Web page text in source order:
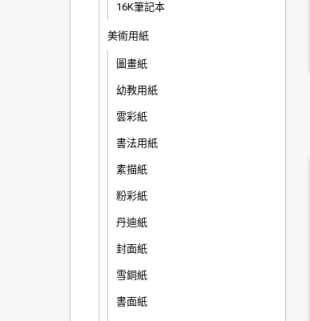
16K筆記本
美術用紙
圖畫紙
幼教用紙
雲彩紙
書法用紙
素描紙
粉彩紙
丹迪紙
封面紙
雪銅紙
書面紙